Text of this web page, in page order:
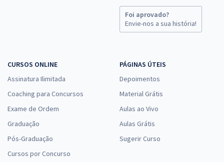
Foi aprovado?
Envie-nos a sua história!
CURSOS ONLINE
Assinatura Ilimitada
Coaching para Concursos
Exame de Ordem
Graduação
Pós-Graduação
Cursos por Concurso
PÁGINAS ÚTEIS
Depoimentos
Material Grátis
Aulas ao Vivo
Aulas Grátis
Sugerir Curso